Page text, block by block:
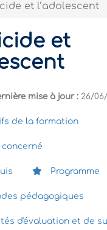
et l’adolescent
et
mise à jour : 26/
de la formation
concerné
Programme
pédagogiques
d'évaluation et de